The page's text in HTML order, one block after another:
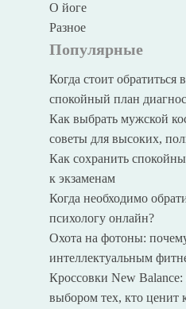
О йоге
Разное
Популярные
Когда стоит обратиться
спокойный план
Как выбрать мужской
советы для высоких,
Как сохранить
к экзаменам
Когда необходимо
психологу онлайн?
Охота на фотоны: почему
интеллектуальным
Кроссовки New
выбором тех, кто ценит